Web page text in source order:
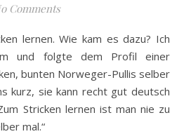
Comments
und folgte dem Profil einer
bunten Norweger-Pullis selber
kurz, sie kann recht gut deutsch
Stricken lernen ist man nie zu
mal.“